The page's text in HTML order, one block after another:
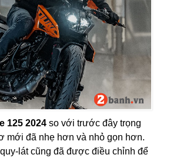
125 2024 so với trước đây trọng
mới đã nhẹ hơn và nhỏ gọn hơn.
lát cũng đã được điều chỉnh để